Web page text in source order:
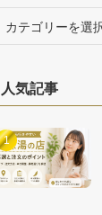
ー人気記事